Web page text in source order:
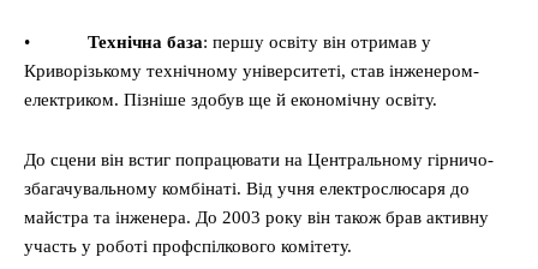
• Технічна база: першу освіту він отримав у
Криворізькому технічному університеті, став інженером-
електриком. Пізніше здобув ще й економічну освіту.
До сцени він встиг попрацювати на Центральному гірничо-
збагачувальному комбінаті. Від учня електрослюсаря до
майстра та інженера. До 2003 року він також брав активну
участь у роботі профспілкового комітету.